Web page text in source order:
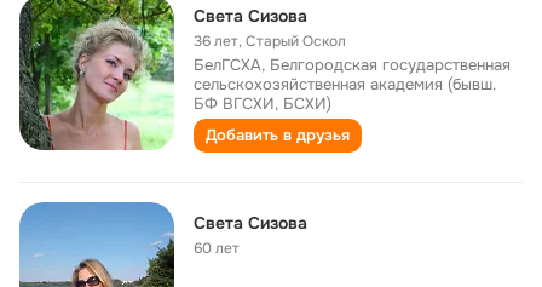
Света Сизова
36 лет,Старый Оскол
БелГСХА, Белгородская государственная
сельскохозяйственная академия (бывш.
БФ ВГСХИ, БСХИ)
Добавить в друзья
Света Сизова
60 лет